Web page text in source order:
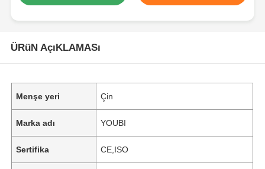
ÜRüN AçıKLAMASı
Menşe yeri Çin
Marka adı YOUBI
Sertifika CE,ISO